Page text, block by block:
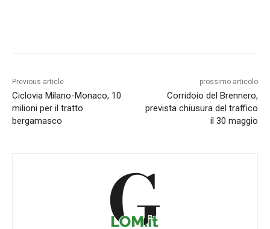
Previous article
Ciclovia Milano-Monaco, 10
milioni per il tratto
bergamasco
prossimo articolo
Corridoio del Brennero,
prevista chiusura del traffico
il 30 maggio